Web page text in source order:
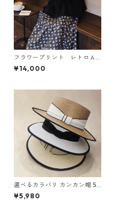
フラワープリント レトロＡ
ラインスカート N SLSK094
¥14,000
選べるカラバリ カンカン帽 5c
ol Y 260035
¥5,980